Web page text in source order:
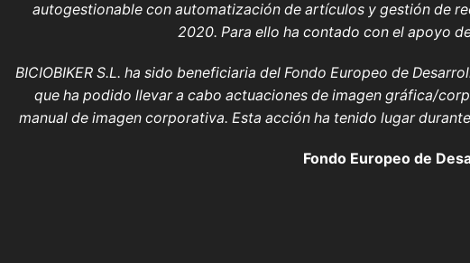
autogestionable con automatización de artículos y gestión de
2020. Para ello ha contado con el apoyo
BICIOBIKER S.L. ha sido beneficiaria del Fondo Europeo de
que ha podido llevar a cabo actuaciones de imagen gráfica/
manual de imagen corporativa. Esta acción ha tenido lugar
Fondo Europeo de